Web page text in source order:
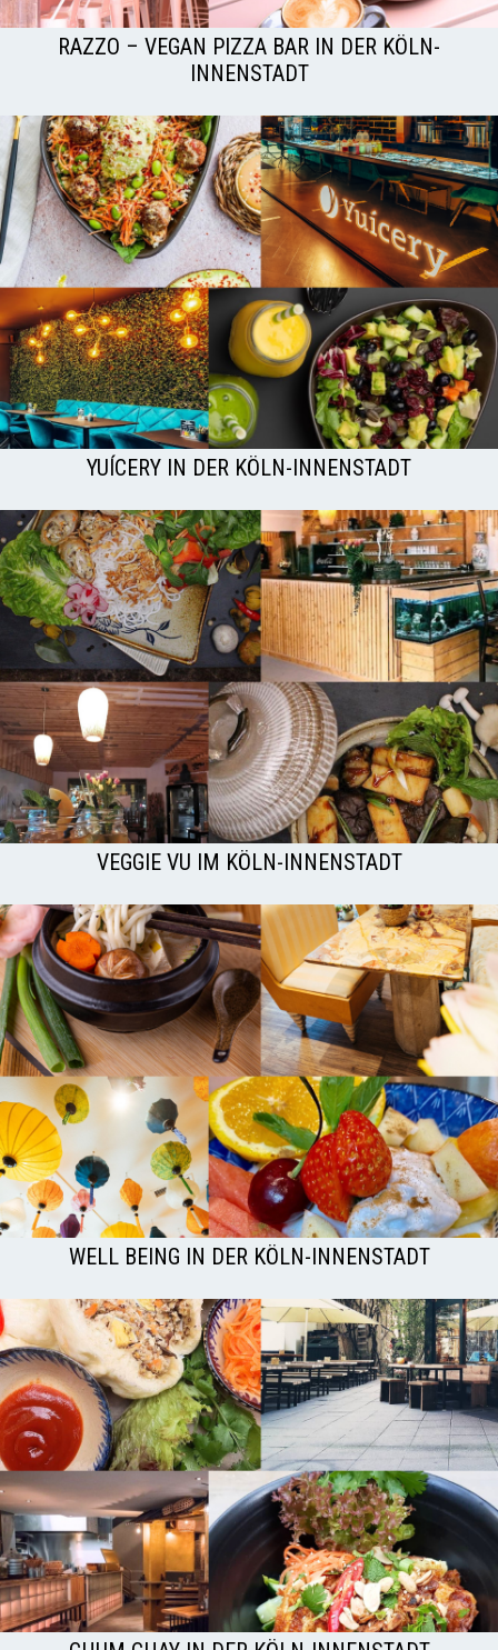
RAZZO – VEGAN PIZZA BAR IN DER KÖLN-
INNENSTADT
YUÍCERY IN DER KÖLN-INNENSTADT
VEGGIE VU IM KÖLN-INNENSTADT
WELL BEING IN DER KÖLN-INNENSTADT